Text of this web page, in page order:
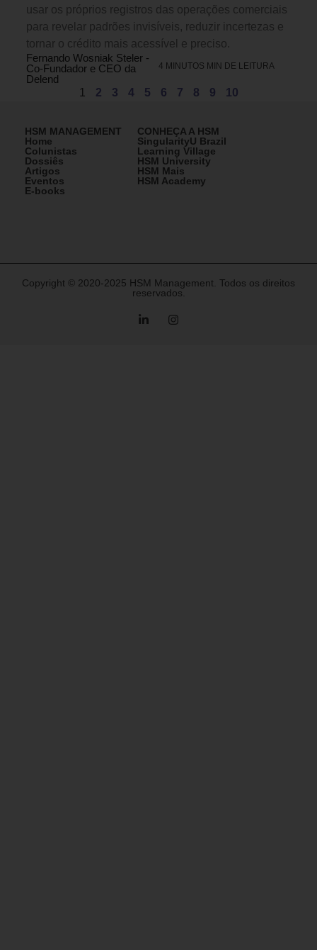
usar os próprios registros das operações comerciais
para revelar padrões invisíveis, reduzir incertezas e
tornar o crédito mais acessível e preciso.
Fernando Wosniak Steler -
Co-Fundador e CEO da
Delend
4 MINUTOS MIN DE LEITURA
1 2 3 4 5 6 7 8 9 10
HSM MANAGEMENT
Home
Colunistas
Dossiês
Artigos
Eventos
E-books
CONHEÇA A HSM
SingularityU Brazil
Learning Village
HSM University
HSM Mais
HSM Academy
Copyright © 2020-2025 HSM Management. Todos os direitos
reservados.